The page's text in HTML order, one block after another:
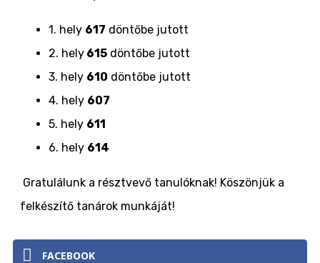
1. hely 617 döntőbe jutott
2. hely 615 döntőbe jutott
3. hely 610 döntőbe jutott
4. hely 607
5. hely 611
6. hely 614
Gratulálunk a résztvevő tanulóknak! Köszönjük a
felkészítő tanárok munkáját!
FACEBOOK